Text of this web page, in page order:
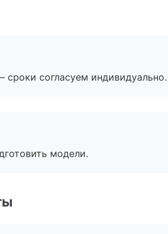
согласуем индивидуально.
модели.